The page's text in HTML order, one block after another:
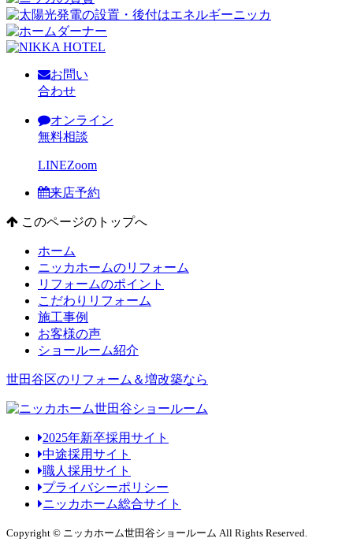
お問い
合わせ
オンライン
無料相談
LINEZoom
来店予約
このページのトップへ
ホーム
ニッカホームのリフォーム
リフォームのポイント
こだわりリフォーム
施工事例
お客様の声
ショールーム紹介
世田谷区のリフォーム＆増改築なら
2025年新卒採用サイト
中途採用サイト
職人採用サイト
プライバシーポリシー
ニッカホーム総合サイト
Copyright © ニッカホーム世田谷ショールーム All Rights Reserved.